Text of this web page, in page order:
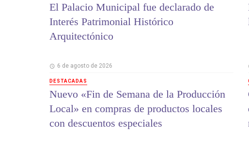
El Palacio Municipal fue declarado de
Interés Patrimonial Histórico
Arquitectónico
6 de agosto de 2026
DESTACADAS
Nuevo «Fin de Semana de la Producción
Local» en compras de productos locales
con descuentos especiales